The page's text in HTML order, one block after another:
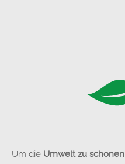
Um die Umwelt zu schonen